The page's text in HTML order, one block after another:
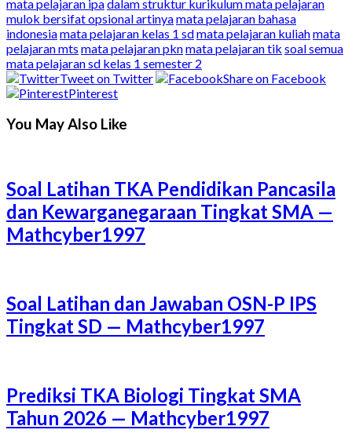
mata pelajaran ipadalam struktur kurikulum mata pelajaran
mulok bersifat opsional artinyamata pelajaran bahasa
indonesiamata pelajaran kelas 1 sdmata pelajaran kuliahmata
pelajaran mts mata pelajaran pknmata pelajaran tik soal semua
mata pelajaran sd kelas 1 semester 2
Tweet on Twitter
Share on Facebook
Pinterest
You May Also Like
Soal Latihan TKA Pendidikan Pancasila
dan Kewarganegaraan Tingkat SMA —
Mathcyber1997
Soal Latihan dan Jawaban OSN-P IPS
Tingkat SD — Mathcyber1997
Prediksi TKA Biologi Tingkat SMA
Tahun 2026 — Mathcyber1997